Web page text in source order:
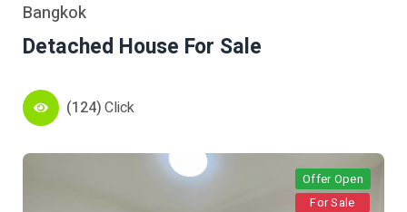
Bangkok
Detached House For Sale
(124)Click
Offer Open
For Sale